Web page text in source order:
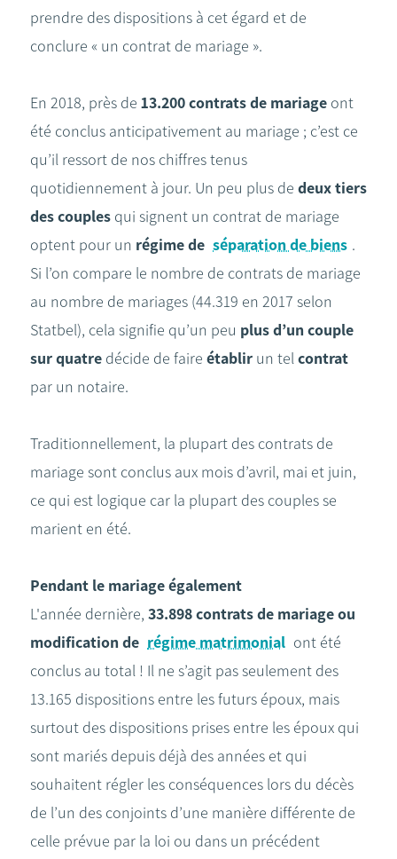
prendre des dispositions à cet égard et de
conclure « un contrat de mariage ».
En 2018, près de 13.200 contrats de mariage ont
été conclus anticipativement au mariage ; c’est ce
qu’il ressort de nos chiffres tenus
quotidiennement à jour. Un peu plus de deux tiers
des couples qui signent un contrat de mariage
optent pour un régime de séparation de biens .
Si l’on compare le nombre de contrats de mariage
au nombre de mariages (44.319 en 2017 selon
Statbel), cela signifie qu’un peu plus d’un couple
sur quatre décide de faire établir un telcontrat
par un notaire.
Traditionnellement, la plupart des contrats de
mariage sont conclus aux mois d’avril, mai et juin,
ce qui est logique car la plupart des couples se
marient en été.
Pendant le mariage également
L'année dernière, 33.898 contrats de mariage ou
modification de régime matrimonial ont été
conclus au total ! Il ne s’agit pas seulement des
13.165 dispositions entre les futurs époux, mais
surtout des dispositions prises entre les époux qui
sont mariés depuis déjà des années et qui
souhaitent régler les conséquences lors du décès
de l’un des conjoints d’une manière différente de
celle prévue par la loi ou dans un précédent